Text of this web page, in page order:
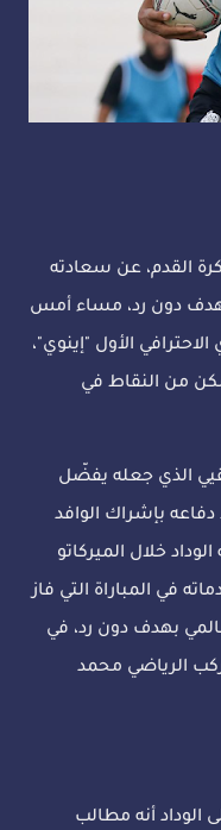
القدم، عن سعادته
بهدف دون رد، مساء أمس
الـ 3 من الدوري الاحترافي الأول "إينوي"،
من النقاط في
الذي جعله يفضّل
بإشراك الوافد
خلال الميركاتو
في المباراة التي فاز
بهدف دون رد، في
الرياضي محمد
أنه مطالب